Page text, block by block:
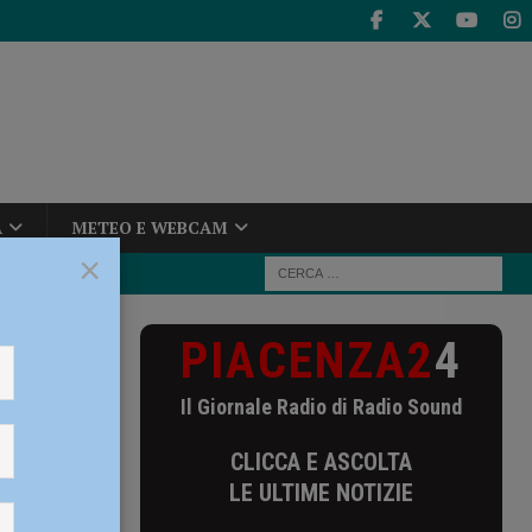
METEO E WEBCAM
PIACENZA24
Il Giornale Radio di Radio Sound
CLICCA E ASCOLTA
LE ULTIME NOTIZIE
×